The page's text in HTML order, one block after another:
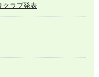
クラブ発表